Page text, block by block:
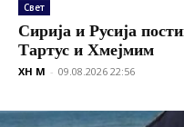
Свет
Сирија и Русија
Тартус и Хмејмим
XH M - 09.08.2026 22:56